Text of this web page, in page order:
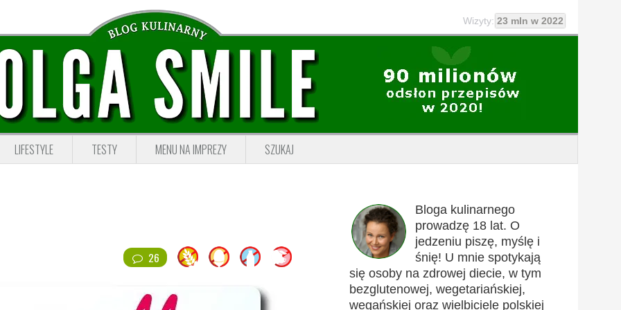
Wizyty: 23 mln w 2022
LIFESTYLE TESTY MENU NA IMPREZY SZUKAJ
26
Bloga kulinarnego
prowadzę 18 lat. O
jedzeniu piszę, myślę i
śnię! U mnie spotykają
się osoby na zdrowej diecie, w tym
bezglutenowej, wegetariańskiej,
wegańskiej oraz wielbiciele polskiej